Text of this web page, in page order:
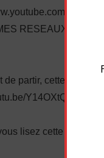
RESEAUX
de partir, cette autre
Y14OXtQb1N0
lisez cette ligne,